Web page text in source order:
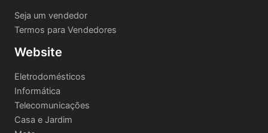
Seja um vendedor
Termos para Vendedores
Website
Eletrodomésticos
Informática
Telecomunicações
Casa e Jardim